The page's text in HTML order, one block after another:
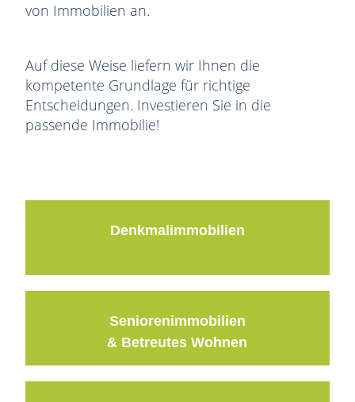
von Immobilien an.
Auf diese Weise liefern wir Ihnen die
kompetente Grundlage für richtige
Entscheidungen. Investieren Sie in die
passende Immobilie!
Denkmalimmobilien
Seniorenimmobilien
& Betreutes Wohnen